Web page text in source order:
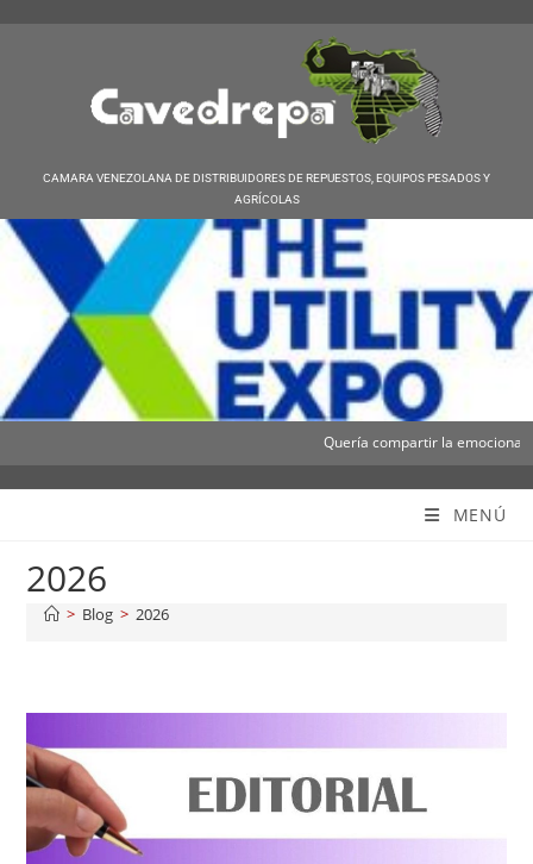
CAMARA VENEZOLANA DE DISTRIBUIDORES DE REPUESTOS, EQUIPOS PESADOS Y
AGRÍCOLAS
Quería compartir la
MENÚ
2026
> Blog > 2026